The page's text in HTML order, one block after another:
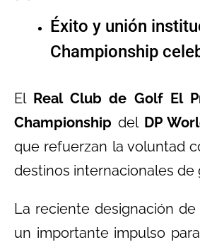
Éxito y unión
Championship
El Real Club de Golf El
Championship del DP
que refuerzan la voluntad
destinos internacionales de
La reciente designación
un importante impulso